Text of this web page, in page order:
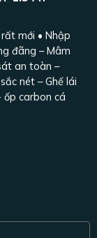
mới • Nhập
đãng – Mâm
an toàn –
nét – Ghế lái
ốp carbon cá